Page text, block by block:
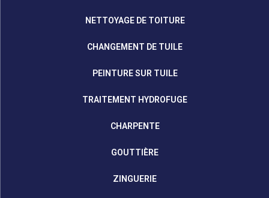
NETTOYAGE DE TOITURE
CHANGEMENT DE TUILE
PEINTURE SUR TUILE
TRAITEMENT HYDROFUGE
CHARPENTE
GOUTTIÈRE
ZINGUERIE